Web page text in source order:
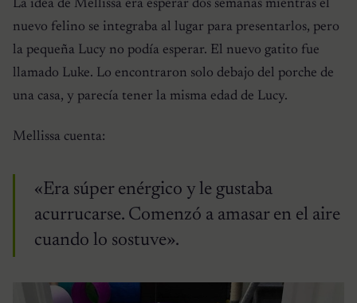
La idea de Mellissa era esperar dos semanas mientras el
nuevo felino se integraba al lugar para presentarlos, pero
la pequeña Lucy no podía esperar. El nuevo gatito fue
llamado Luke. Lo encontraron solo debajo del porche de
una casa, y parecía tener la misma edad de Lucy.
Mellissa cuenta:
«Era súper enérgico y le gustaba
acurrucarse. Comenzó a amasar en el aire
cuando lo sostuve».